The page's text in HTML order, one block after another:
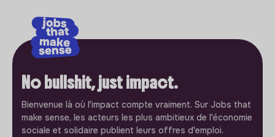
No bullshit, just impact.
Bienvenue là où l'impact compte vraiment. Sur Jobs that
make sense, les acteurs les plus ambitieux de l'économie
sociale et solidaire publient leurs offres d'emploi.